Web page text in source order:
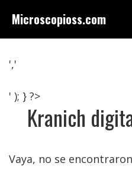
contenido
Microscopioss.com
','
' ); } ?>
Kranich
Vaya, no se